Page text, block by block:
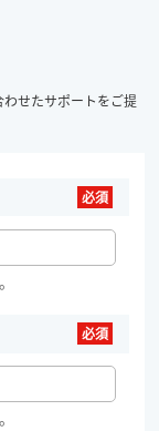
せたサポートをご提